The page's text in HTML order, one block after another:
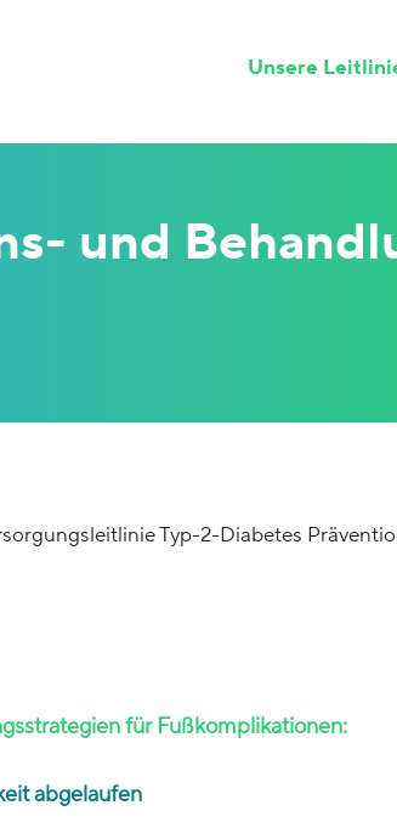
Unsere
und
Typ-2-Diabetes
für Fußkomplikationen:
abgelaufen